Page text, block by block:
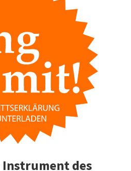
Instrument des